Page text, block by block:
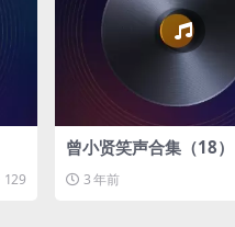
129
曾小贤笑声合集（18）
3 年前